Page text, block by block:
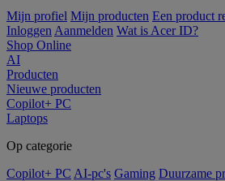
Mijn profiel Mijn producten Een product
Inloggen Aanmelden Wat is Acer ID?
Shop Online
AI
Producten
Nieuwe producten
Copilot+ PC
Laptops
Op categorie
Copilot+ PC AI-pc's Gaming Duurzame